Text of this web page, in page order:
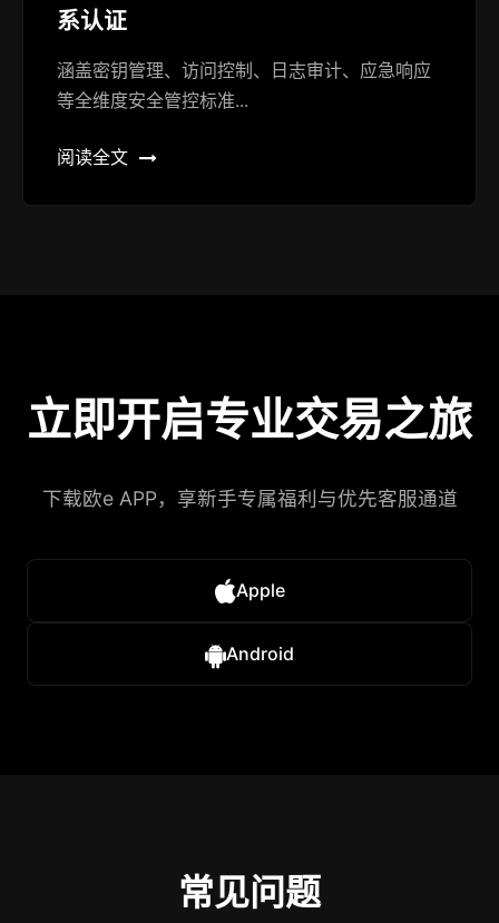
系认证
涵盖密钥管理、访问控制、日志审计、应急响应
等全维度安全管控标准...
阅读全文
立即开启专业交易之旅
下载欧e APP，享新手专属福利与优先客服通道
Apple
Android
常见问题